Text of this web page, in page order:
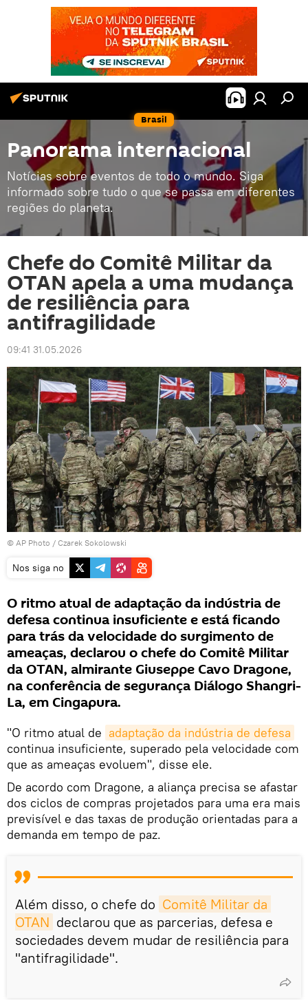
Brasil
Panorama internacional
Notícias sobre eventos de todo o mundo. Siga
informado sobre tudo o que se passa em diferentes
regiões do planeta.
Chefe do Comitê Militar da
OTAN apela a uma mudança
de resiliência para
antifragilidade
09:41 31.05.2026
© AP Photo / Czarek Sokolowski
Nos siga no
O ritmo atual de adaptação da indústria de
defesa continua insuficiente e está ficando
para trás da velocidade do surgimento de
ameaças, declarou o chefe do Comitê Militar
da OTAN, almirante Giuseppe Cavo Dragone,
na conferência de segurança Diálogo Shangri-
La, em Cingapura.
"O ritmo atual de adaptação da indústria de defesa
continua insuficiente, superado pela velocidade com
que as ameaças evoluem", disse ele.
De acordo com Dragone, a aliança precisa se afastar
dos ciclos de compras projetados para uma era mais
previsível e das taxas de produção orientadas para a
demanda em tempo de paz.
Além disso, o chefe do Comitê Militar da
OTAN declarou que as parcerias, defesa e
sociedades devem mudar de resiliência para
"antifragilidade".